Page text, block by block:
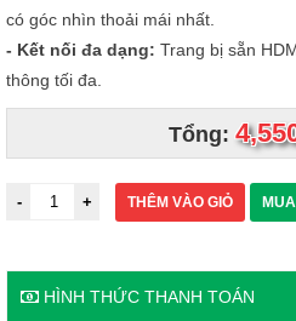
có góc nhìn thoải mái nhất.
- Kết nối đa dạng: Trang bị sẵn
thông tối đa.
Tổng:
THÊM VÀO GIỎ
HÌNH THỨC THANH TOÁN